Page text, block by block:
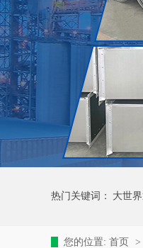
热门关键词： 大世
您的位置: 首页 >